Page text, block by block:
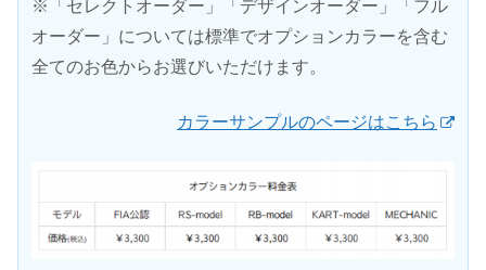
※「セレクトオーダー」「デザインオーダー」「フル
オーダー」については標準でオプションカラーを含む
全てのお色からお選びいただけます。
カラーサンプルのページはこちら